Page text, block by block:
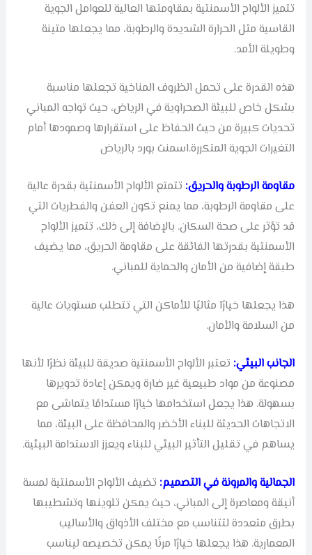
تتميز الألواح الأسمنتية بمقاومتها العالية للعوامل الجوية
القاسية مثل الحرارة الشديدة والرطوبة، مما يجعلها متينة
وطويلة الأمد.
هذه القدرة على تحمل الظروف المناخية تجعلها مناسبة
بشكل خاص للبيئة الصحراوية في الرياض، حيث تواجه المباني
تحديات كبيرة من حيث الحفاظ على استقرارها وصمودها أمام
التغيرات الجوية المتكررة.اسمنت بورد بالرياض
مقاومة الرطوبة والحريق: تتمتع الألواح الأسمنتية بقدرة عالية
على مقاومة الرطوبة، مما يمنع تكون العفن والفطريات التي
قد تؤثر على صحة السكان. بالإضافة إلى ذلك، تتميز الألواح
الأسمنتية بقدرتها الفائقة على مقاومة الحريق، مما يضيف
طبقة إضافية من الأمان والحماية للمباني.
هذا يجعلها خيارًا مثاليًا للأماكن التي تتطلب مستويات عالية
من السلامة والأمان.
الجانب البيئي: تعتبر الألواح الأسمنتية صديقة للبيئة نظرًا لأنها
مصنوعة من مواد طبيعية غير ضارة ويمكن إعادة تدويرها
بسهولة. هذا يجعل استخدامها خيارًا مستدامًا يتماشى مع
الاتجاهات الحديثة للبناء الأخضر والمحافظة على البيئة، مما
يساهم في تقليل التأثير البيئي للبناء ويعزز الاستدامة البيئية.
الجمالية والمرونة في التصميم: تضيف الألواح الأسمنتية لمسة
أنيقة ومعاصرة إلى المباني، حيث يمكن تلوينها وتشطيبها
بطرق متعددة لتتناسب مع مختلف الأذواق والأساليب
المعمارية. هذا يجعلها خيارًا مرنًا يمكن تخصيصه ليناسب